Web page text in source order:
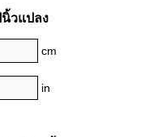
นิ้วแปลง
cm
in